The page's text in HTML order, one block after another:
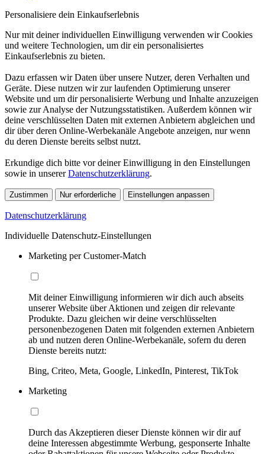
Personalisiere dein Einkaufserlebnis
Nur mit deiner individuellen Einwilligung verwenden wir Cookies
und weitere Technologien, um dir ein personalisiertes
Einkaufserlebnis zu bieten.
Dazu erfassen wir Daten über unsere Nutzer, deren Verhalten und
Geräte. Diese nutzen wir zur laufenden Optimierung unserer
Website und um dir personalisierte Werbung und Inhalte anzuzeigen
sowie zur Analyse der Nutzungsstatistiken. Außerdem können wir
deine verschlüsselten Daten mit externen Anbietern abgleichen und
dir über deren Online-Werbekanäle Angebote anzeigen, nur wenn
du deren Dienste bereits selbst nutzt.
Erkundige dich bitte vor deiner Einwilligung in den Einstellungen
sowie in unsererDatenschutzerklärung.
Zustimmen Nur erforderliche Einstellungen anpassen
Datenschutzerklärung
Individuelle Datenschutz-Einstellungen
Marketing per Customer-Match
Mit deiner Einwilligung informieren wir dich auch abseits
unserer Website über Aktionen und zeigen dir relevante
Produkte. Dazu gleichen wir deine verschlüsselten
personenbezogenen Daten mit folgenden externen Anbietern
ab und nutzen deren Online-Werbekanäle, sofern du deren
Dienste bereits nutzt:
Bing, Criteo, Meta, Google, LinkedIn, Pinterest, TikTok
Marketing
Durch das Akzeptieren dieser Dienste können wir dir auf
deine Interessen abgestimmte Werbung, gesponserte Inhalte